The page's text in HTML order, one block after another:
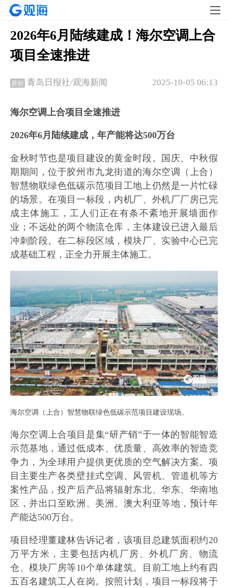
2026年6月陆续建成！海尔空调上合
项目全速推进
原创 2025-10-05 06:13
青岛日报社/观海新闻
海尔空调上合项目全速推进
2026年6月陆续建成，年产能将达500万台
金秋时节也是项目建设的黄金时段。国庆、中秋假
期期间，位于胶州市九龙街道的海尔空调（上合）
智慧物联绿色低碳示范项目工地上仍然是一片忙碌
的场景。在项目一标段，内机厂、外机厂厂房已完
成主体施工，工人们正在有条不紊地开展墙面作
业；不远处的两个物流仓库，主体建设已进入最后
冲刺阶段。在二标段区域，模块厂、实验中心已完
成基础工程，正全力开展主体施工。
海尔空调（上合）智慧物联绿色低碳示范项目建设现场。
海尔空调上合项目是集“研产销”于一体的智能智造
示范基地，通过低成本、优质量、高效率的智造竞
争力，为全球用户提供更优质的空气解决方案。项
目主要生产各类壁挂式空调、风管机、管道机等方
案性产品，投产后产品将辐射东北、华东、华南地
区，并出口至欧洲、美洲、澳大利亚等地，预计年
产能达500万台。
项目经理董建林告诉记者，该项目总建筑面积约20
万平方米，主要包括内机厂房、外机厂房、物流
仓、模块厂房等10个单体建筑。目前工地上约有四
五百名建筑工人在岗。按照计划，项目一标段将于